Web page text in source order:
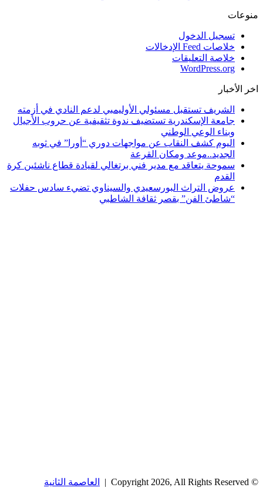
منوعات
تسجيل الدخول
خلاصات Feed الإدخالات
خلاصة التعليقات
WordPress.org
اخر الأخبار
الشريف تستقبل مسئولي الأوليمبي لدعم النادي في أزمته
جامعة الإسكندرية تستضيف ندوة تثقيفية عن حروب الأجيال
وبناء الوعي الوطني
اليوم كشف النقاب عن مواجهات دوري “أورا” في ثوبه
الجديد..موعد ومكان القرعة
سموحة يتعاقد مع مدير فني برتغالي لقيادة قطاع ناشئين كرة
القدم
عروض التراث البورسعيدي والسيناوي تضيء سادس حفلات
“شاطئ الفن” بقصر ثقافة الشاطبي
© Copyright 2026, All Rights Reserved | العاصمة الثانية